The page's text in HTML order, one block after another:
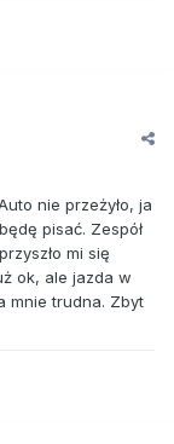
nie przeżyło, ja
pisać. Zespół
mi się
ok, ale jazda w
mnie trudna. Zbyt